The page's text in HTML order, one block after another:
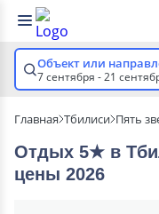
Объект или
7 сентября - 21
Главная Тбилиси Пять
Отдых 5★ в
цены 2026